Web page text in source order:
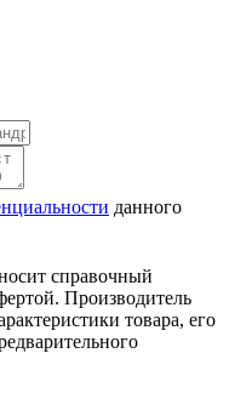
данного
справочный
Производитель
товара, его